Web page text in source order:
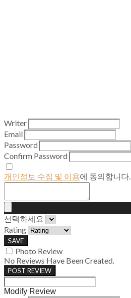
Writer
Email
Password
Confirm Password
개인정보 수집 및 이용에 동의합니다.
선택하세요
Rating
SAVE
Photo Review
No Reviews Have Been Created.
POST REVIEW
Modify Review